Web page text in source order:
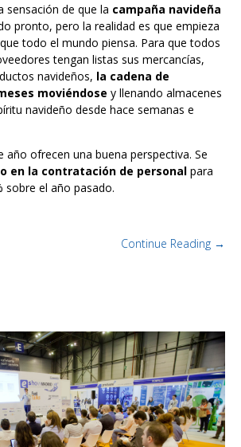
sensación de que la campaña navideña
pronto, pero la realidad es que empieza
todo el mundo piensa. Para que todos
tengan listas sus mercancías,
navideños, la cadena de
moviéndose y llenando almacenes
navideño desde hace semanas e
año ofrecen una buena perspectiva. Se
en la contratación de personal para
sobre el año pasado.
Continue Reading →